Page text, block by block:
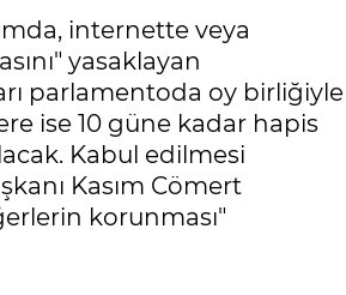
internette veya
yasaklayan
parlamentoda oy birliğiyle
ise 10 güne kadar hapis
Kabul edilmesi
Kasım Cömert
korunması"